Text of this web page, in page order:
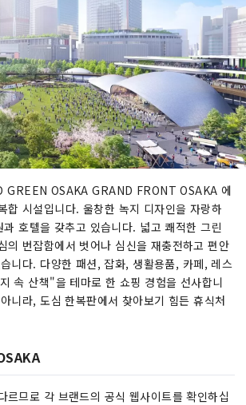
GREEN OSAKA GRAND FRONT OSAKA 에
합 시설입니다. 울창한 녹지 디자인을 자랑하
호텔을 갖추고 있습니다. 넓고 쾌적한 그린
의 번잡함에서 벗어나 심신을 재충전하고 편안
니다. 다양한 패션, 잡화, 생활용품, 카페, 레스
속 산책"을 테마로 한 쇼핑 경험을 선사합니
니라, 도심 한복판에서 찾아보기 힘든 휴식처
르므로 각 브랜드의 공식 웹사이트를 확인하십